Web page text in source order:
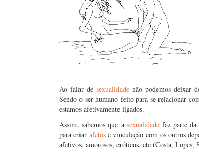
Ao falar desexualidade não podemos deixar
Sendo o ser humano feito para se relacionar
estamos afetivamente ligados.
Assim, sabemos que a sexualidadefaz parte da
para criar afetose vinculação com os outros
afetivos, amorosos, eróticos, etc (Costa, Lopes,